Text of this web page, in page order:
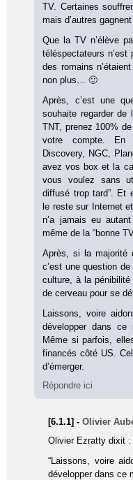
TV. Certaines
mais d’autres
Que la TV n’élève
téléspectateurs
des romains
non plus… 🙂
Après, c’est une
souhaite regarder de
TNT, prenez 100%
votre compte. En
Discovery, NGC,
avez vos box et la
vous voulez sans
diffusé trop tard”. Et
le reste sur Internet
n’a jamais eu
même de la “bonne
Après, si la majorité
c’est une question
culture, à la
de cerveau pour se
Laissons, voire
développer dans
Même si parfois,
financés côté US.
d’émerger.
Répondre ici
[6.1.1] -Olivier
Olivier Ezratty dixit :
“Lais­sons, voire
déve­lop­per dans ce